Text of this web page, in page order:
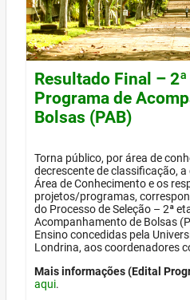
Resultado Final –
Programa de
Bolsas (PAB)
Torna público, por área de
decrescente de classificação,
Área de Conhecimento e os
projetos/programas,
do Processo de Seleção – 2ª
Acompanhamento de Bolsas
Ensino concedidas pela
Londrina, aos coordenadores
Mais informações (Edital
aqui.